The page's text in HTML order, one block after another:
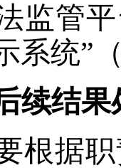
监管
系统”
续结
根据